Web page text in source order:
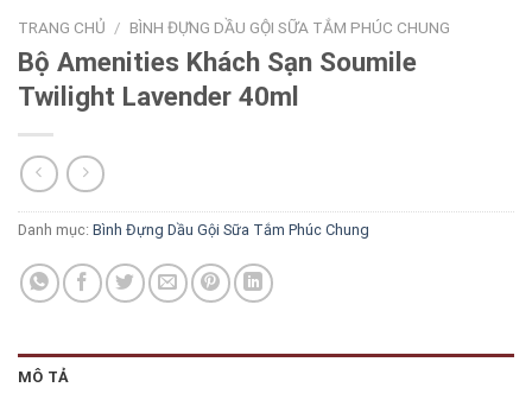
TRANG CHỦ / BÌNH ĐỰNG DẦU GỘI SỮA TẮM PHÚC CHUNG
Bộ Amenities Khách Sạn Soumile
Twilight Lavender 40ml
Danh mục: Bình Đựng Dầu Gội Sữa Tắm Phúc Chung
MÔ TẢ